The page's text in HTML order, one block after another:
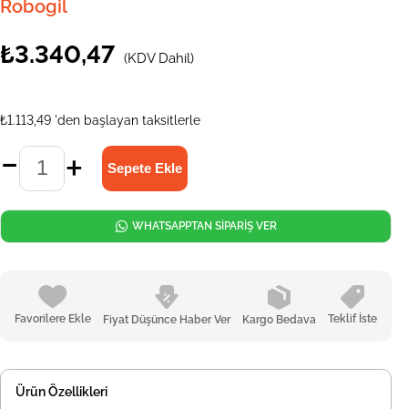
Robogil
₺3.340,47 (KDV Dahil)
₺1.113,49 'den başlayan taksitlerle
Favorilere Ekle Fiyat Düşünce Haber Ver Kargo Bedava Teklif İste
WHATSAPPTAN SİPARİŞ VER
Ürün Özellikleri